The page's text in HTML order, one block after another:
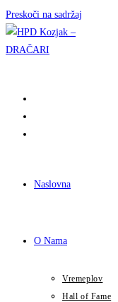
Preskoči na sadržaj
Naslovna
O Nama
Vremeplov
Hall of Fame